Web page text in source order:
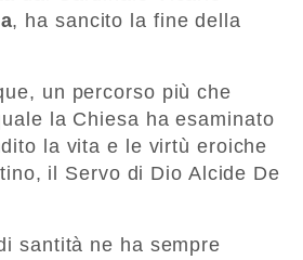
, ha sancito la fine della
un percorso più che
la Chiesa ha esaminato
la vita e le virtù eroiche
il Servo di Dio Alcide De
santità ne ha sempre